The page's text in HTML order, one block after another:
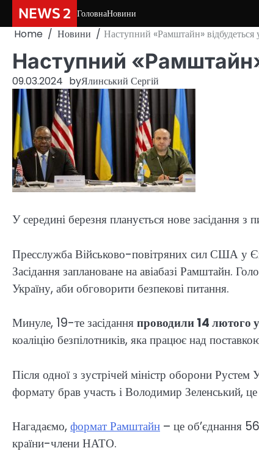
content
NEWS 2 ГоловнаНовини
Home Новини Наступний «Рамштайн» відбудеться
Наступний
09.03.2024 byЯлинський Сергій
У середині березня планується нове засідання
Пресслужба Військово-повітряних сил США у
Засідання заплановане на авіабазі Рамштайн.
Україну, аби обговорити безпекові питання.
Минуле, 19-те засіданняпроводили 14 лютого
коаліцію безпілотників, яка працює над
Після одної з зустрічей міністр оборони
формату брав участь і Володимир Зеленський,
Нагадаємо, формат Рамштайн – це об’єднання
країни-члени НАТО.